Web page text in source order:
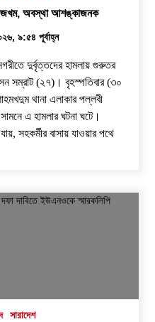
জখম, অবস্থা আশঙ্কাজনক
৯:৫৪ পূর্বাহ্ন
দুর্বৃত্তদের হামলায় গুরুতর
সম্রাট (২৭)। বৃহস্পতিবার (৩০
থানা এলাকার পল্লবী
এ হামলার ঘটনা ঘটে।
সহকর্মীর বাসায় যাওয়ার পথে
সারাদেশ